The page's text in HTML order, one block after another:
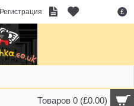
£
Регистрация
Товаров 0 (£0.00)